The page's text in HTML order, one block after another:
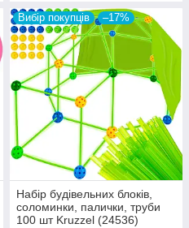
Вибір покупців –17%
Набір будівельних блоків,
соломинки, палички, труби
100 шт Kruzzel (24536)